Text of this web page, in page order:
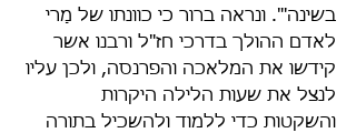
בשינה'". ונראה ברור כי כוונתו של מָרי
לאדם ההולך בדרכי חז"ל ורבנו אשר
קידשו את המלאכה והפרנסה, ולכן עליו
לנצל את שעות הלילה היקרות
והשקטות כדי ללמוד ולהשכיל בתורה